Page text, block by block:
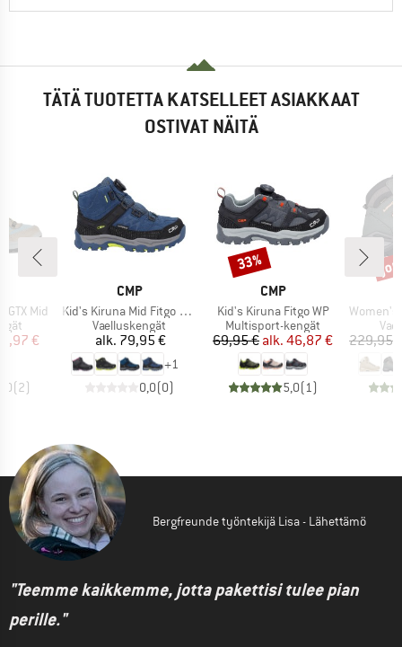
TÄTÄ TUOTETTA KATSELLEET ASIAKKAAT
OSTIVAT NÄITÄ
GTX Mid
hinta
€
(2)
MERKKI
CMP
Tuote
Kid's Kiruna Mid Fitgo Trekking Shoes WP
Tuoteryhmä
Vaelluskengät
Hinta
alk. 79,95 €
+1
0,0(0)
MERKKI
CMP
Tuote
Kid's Kiruna Fitgo WP
Tuoteryhmä
Multisport-kengät
Hinta
69,95 € Alennettu hinta
alk. 46,87 €
5,0(1)
Alennus
33%
Tuote
Women's
229,95
Bergfreunde työntekijä Lisa - Lähettämö
"Teemme kaikkemme, jotta pakettisi tulee pian
perille."